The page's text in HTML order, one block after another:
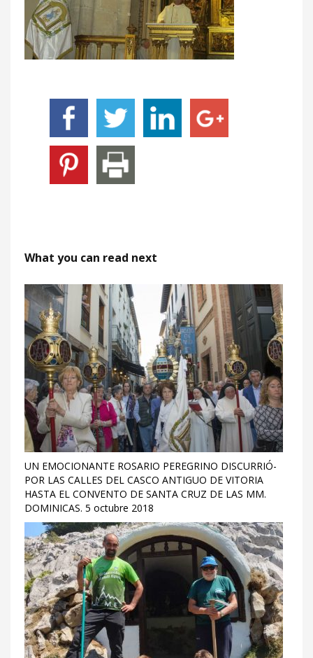
What you can read next
UN EMOCIONANTE ROSARIO PEREGRINO DISCURRIÓ-
POR LAS CALLES DEL CASCO ANTIGUO DE VITORIA
HASTA EL CONVENTO DE SANTA CRUZ DE LAS MM.
DOMINICAS. 5 octubre 2018